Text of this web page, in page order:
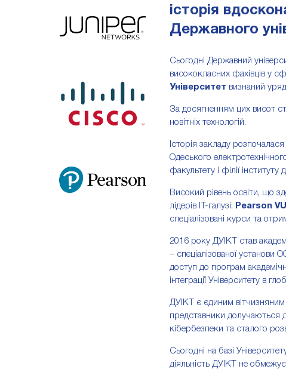
історія
Державного
Сьогодні Державний
висококласних фахівців у
Університет визнаний
За досягненням цих висот
новітніх технологій.
Історія закладу
Одеського
факультету і філії
Високий рівень освіти, що
лідерів ІТ-галузі: Pearson
спеціалізовані курси та
2016 року ДУІКТ став
– спеціалізованої установи
доступ до програм
інтеграції Університету в
ДУІКТ є єдиним вітчизняним
представники долучаються
кібербезпеки та сталого
Сьогодні на базі
діяльність ДУІКТ не